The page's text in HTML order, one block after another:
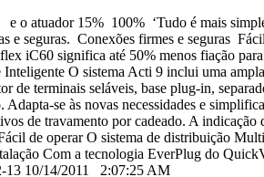
atuador 15% 100% ‘Tudo é mais
e seguras. Conexões firmes e seguras
iC60 significa até 50% menos fiação
O sistema Acti 9 inclui uma
terminais seláveis, base plug-in,
se às novas necessidades e
de travamento por cadeado. A
de operar O sistema de distribuição
Com a tecnologia EverPlug do
13 10/14/2011 2:07:25 AM